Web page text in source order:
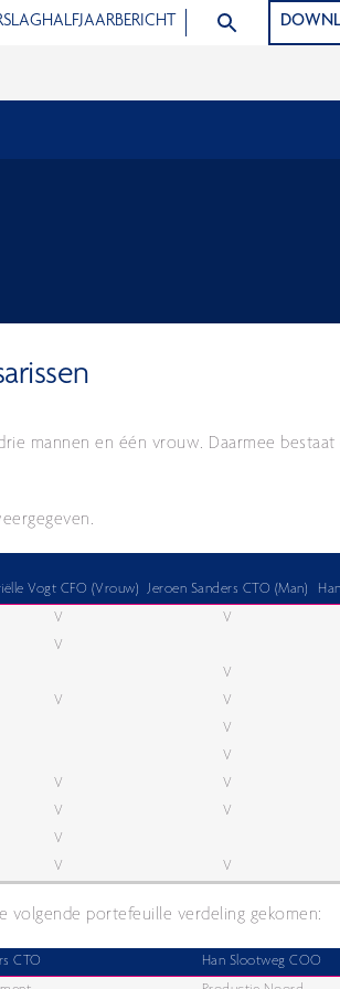
WILL RELOAD THE PAGE.
HALFJAARBERICHT ZOEK ARTIKELEN
mannen en één vrouw. Daarmee
Vogt CFO (Vrouw) Jeroen Sanders CTO (Man)
V V
V
V
V V
V
V
V V
V
V
V
V V
volgende portefeuille verdeling gekomen:
CTO
Han Slootweg COO